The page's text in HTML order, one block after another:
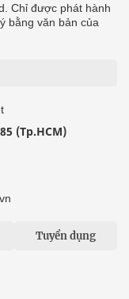
Chỉ được phát hành
bằng văn bản của
(Tp.HCM)
Tuyển dụng